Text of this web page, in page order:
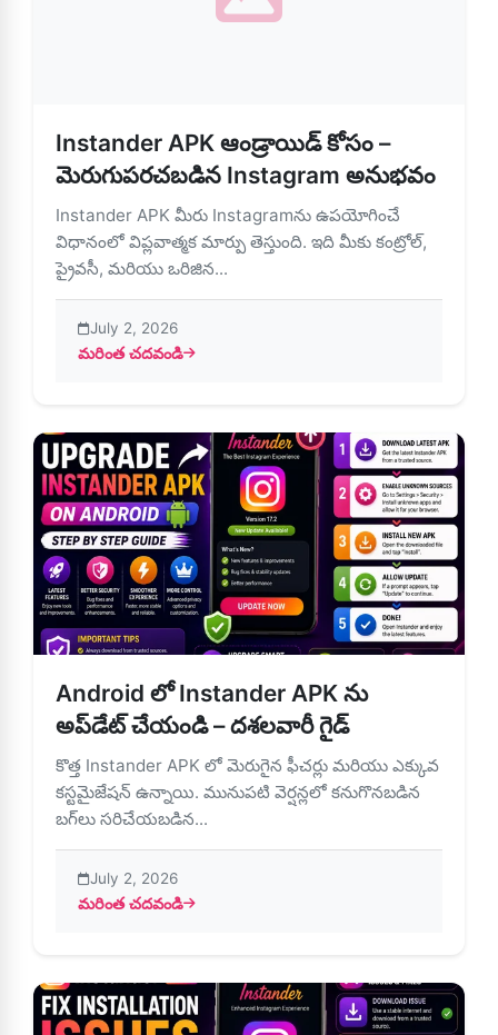
Instander APK ఆండ్రాయిడ్ కోసం –
మెరుగుపరచబడిన Instagram అనుభవం
Instander APK మీరు Instagramను ఉపయోగించే
విధానంలో విప్లవాత్మక మార్పు తెస్తుంది. ఇది మీకు కంట్రోల్,
ప్రైవసీ, మరియు ఒరిజిన...
July 2, 2026
మరింత చదవండి
about Instander APK ఆండ్రాయిడ్ కోసం – మెరుగుపరచబడిన
Android లో Instander APK ను
అప్‌డేట్ చేయండి – దశలవారీ గైడ్
కొత్త Instander APK లో మెరుగైన ఫీచర్లు మరియు ఎక్కువ
కస్టమైజేషన్ ఉన్నాయి. మునుపటి వెర్షన్లలో కనుగొనబడిన
బగ్‌లు సరిచేయబడిన...
July 2, 2026
మరింత చదవండి
about Android లో Instander APK ను అప్‌డేట్ చేయండి –